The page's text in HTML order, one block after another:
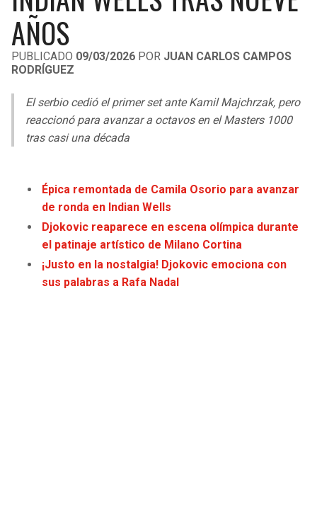
LIGA DE EXPANSIÓN MX
LEAGUES CUP
UEFA EUROPA LEAGUE
UEFA CONFERENCE LEAGUE
MLS
COPA LIBERTADORES
COPA SUDAMERICANA
OTRAS LIGAS
RAIDERS
CHARGERS
RAVENS
BROWNS
CAVALIERS
PISTONS
PACERS
HAWKS
AÑOS
PUBLICADO 09/03/2026 POR JUAN CARLOS CAMPOS
RODRÍGUEZ
El serbio cedió el primer set ante Kamil Majchrzak, pero
reaccionó para avanzar a octavos en el Masters 1000
tras casi una década
Épica remontada de Camila Osorio para avanzar
de ronda en Indian Wells
Djokovic reaparece en escena olímpica durante
el patinaje artístico de Milano Cortina
¡Justo en la nostalgia! Djokovic emociona con
sus palabras a Rafa Nadal